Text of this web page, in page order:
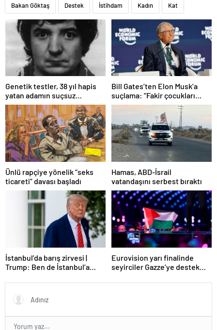
Bakan Göktaş Destek İstihdam Kadın Kat
Genetik testler, 38 yıl hapis
yatan adamın suçsuz
olduğunu ortaya çıkardı
Bill Gates’ten Elon Musk’a
suçlama: “Fakir çocukları
öldürdü”
Ünlü rapçiye yönelik “seks
ticareti” davası başladı
Hamas, ABD-İsrail
vatandaşını serbest bıraktı
İstanbul’da barış zirvesi |
Trump: Ben de İstanbul’a
Eurovision yarı finalinde
seyirciler Gazze’ye destek